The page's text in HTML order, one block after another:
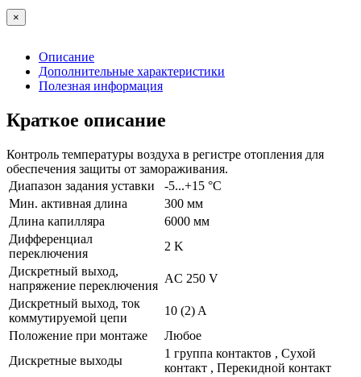
×
Описание
Дополнительные характеристики
Полезная информация
Краткое описание
Контроль температуры воздуха в регистре отопления для
обеспечения защиты от замораживания.
Диапазон задания уставки
-5...+15 °C
Мин. активная длина
300 мм
Длина капилляра
6000 мм
Дифференциал
переключения
2 K
Дискретный выход,
напряжение переключения
AC 250 V
Дискретный выход, ток
коммутируемой цепи
10 (2) A
Положение при монтаже
Любое
Дискретные выходы
1 группа контактов , Сухой
контакт , Перекидной контакт